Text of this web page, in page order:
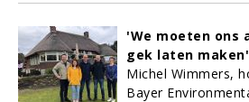
'We moeten ons
gek laten maken'
Michel Wimmers,
Bayer